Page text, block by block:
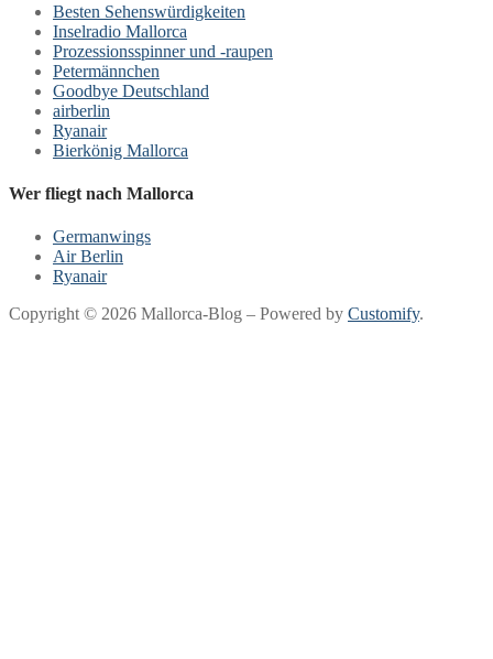
Besten Sehenswürdigkeiten
Inselradio Mallorca
Prozessionsspinner und -raupen
Petermännchen
Goodbye Deutschland
airberlin
Ryanair
Bierkönig Mallorca
Wer fliegt nach Mallorca
Germanwings
Air Berlin
Ryanair
Copyright © 2026 Mallorca-Blog – Powered by Customify.